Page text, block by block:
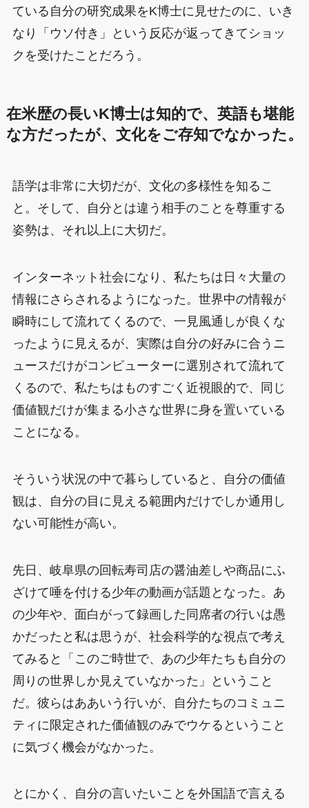
ている自分の研究成果をK博士に見せたのに、いき
なり「ウソ付き」という反応が返ってきてショッ
クを受けたことだろう。
在米歴の長いK博士は知的で、英語も堪能
な方だったが、文化をご存知でなかった。
語学は非常に大切だが、文化の多様性を知るこ
と。そして、自分とは違う相手のことを尊重する
姿勢は、それ以上に大切だ。
インターネット社会になり、私たちは日々大量の
情報にさらされるようになった。世界中の情報が
瞬時にして流れてくるので、一見風通しが良くな
ったように見えるが、実際は自分の好みに合うニ
ュースだけがコンピューターに選別されて流れて
くるので、私たちはものすごく近視眼的で、同じ
価値観だけが集まる小さな世界に身を置いている
ことになる。
そういう状況の中で暮らしていると、自分の価値
観は、自分の目に見える範囲内だけでしか通用し
ない可能性が高い。
先日、岐阜県の回転寿司店の醤油差しや商品にふ
ざけて唾を付ける少年の動画が話題となった。あ
の少年や、面白がって録画した同席者の行いは愚
かだったと私は思うが、社会科学的な視点で考え
てみると「このご時世で、あの少年たちも自分の
周りの世界しか見えていなかった」ということ
だ。彼らはああいう行いが、自分たちのコミュニ
ティに限定された価値観のみでウケるということ
に気づく機会がなかった。
とにかく、自分の言いたいことを外国語で言える